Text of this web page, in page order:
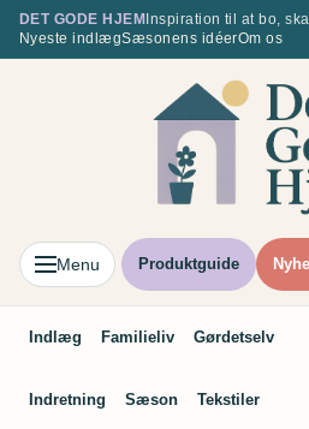
Spring
DET GODE HJEM Inspiration til at bo,
Nyeste indlægSæsonens idéerOm os
Menu Produktguide
Indlæg Familieliv Gørdetselv
Indretning Sæson Tekstiler